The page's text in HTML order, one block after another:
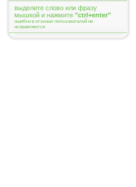
выделите слово или фразу
мышкой и нажмите "ctrl+enter"
ошибки в отзывах пользователей не
исправляются